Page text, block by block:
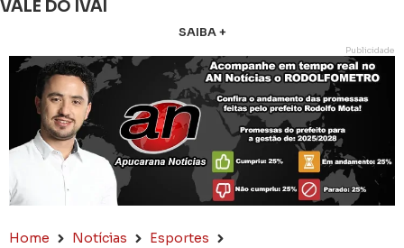
VALE DO IVAÍ
SAIBA +
Publicidade
Home Notícias
Esportes